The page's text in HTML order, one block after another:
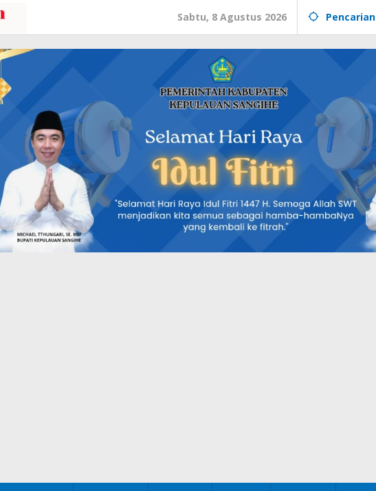
Sabtu, 8 Agustus 2026 Pencarian